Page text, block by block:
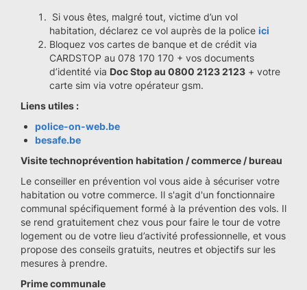
Si vous êtes, malgré tout, victime d’un vol
habitation, déclarez ce vol auprès de la police ici
Bloquez vos cartes de banque et de crédit via
CARDSTOP au 078 170 170 + vos documents
d’identité via Doc Stop au 0800 2123 2123 + votre
carte sim via votre opérateur gsm.
Liens utiles :
police-on-web.be
besafe.be
Visite technoprévention habitation / commerce / bureau
Le conseiller en prévention vol vous aide à sécuriser votre
habitation ou votre commerce. Il s'agit d'un fonctionnaire
communal spécifiquement formé à la prévention des vols. Il
se rend gratuitement chez vous pour faire le tour de votre
logement ou de votre lieu d’activité professionnelle, et vous
propose des conseils gratuits, neutres et objectifs sur les
mesures à prendre.
Prime communale